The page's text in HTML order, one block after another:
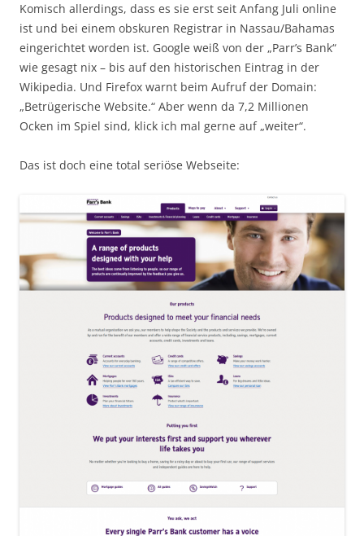
Komisch allerdings, dass es sie erst seit Anfang Juli online
ist und bei einem obskuren Registrar in Nassau/Bahamas
eingerichtet worden ist. Google weiß von der „Parr’s Bank“
wie gesagt nix – bis auf den historischen Eintrag in der
Wikipedia. Und Firefox warnt beim Aufruf der Domain:
„Betrügerische Website.“ Aber wenn da 7,2 Millionen
Ocken im Spiel sind, klick ich mal gerne auf „weiter“.
Das ist doch eine total seriöse Webseite: